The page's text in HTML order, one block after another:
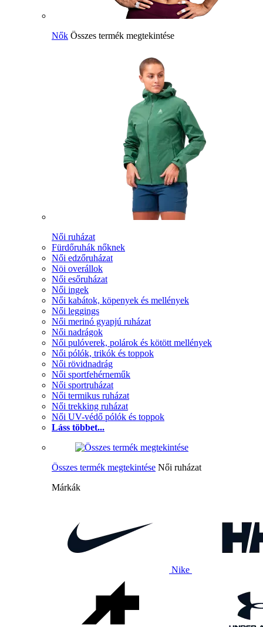
Nők Összes termék megtekintése
Női ruházat
Fürdőruhák nőknek
Női edzőruházat
Nöi overállok
Női esőruházat
Női ingek
Női kabátok, köpenyek és mellények
Női leggings
Női merinó gyapjú ruházat
Női nadrágok
Női pulóverek, polárok és kötött mellények
Női pólók, trikók és toppok
Női rövidnadrág
Női sportfehérneműk
Női sportruházat
Női termikus ruházat
Női trekking ruházat
Női UV-védő pólók és toppok
Láss többet...
Összes termék megtekintése Női ruházat
Márkák
Nike